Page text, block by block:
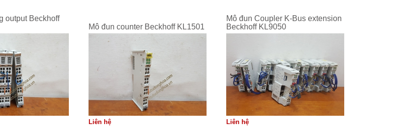
output Beckhoff
Mô đun counter Beckhoff KL1501
Liên hệ
Mô đun Coupler K-Bus extension
Beckhoff KL9050
Liên hệ